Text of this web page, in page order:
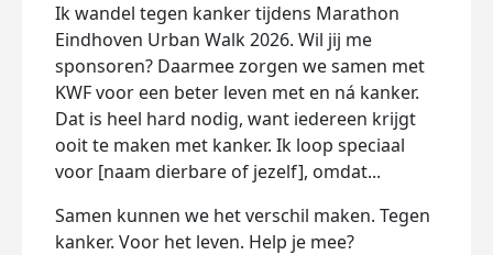
Ik wandel tegen kanker tijdens Marathon
Eindhoven Urban Walk 2026. Wil jij me
sponsoren? Daarmee zorgen we samen met
KWF voor een beter leven met en ná kanker.
Dat is heel hard nodig, want iedereen krijgt
ooit te maken met kanker. Ik loop speciaal
voor [naam dierbare of jezelf], omdat...
Samen kunnen we het verschil maken. Tegen
kanker. Voor het leven. Help je mee?